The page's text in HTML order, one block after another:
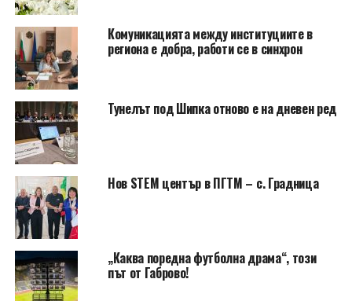
Комуникацията между институциите в
региона е добра, работи се в синхрон
Тунелът под Шипка отново е на дневен ред
Нов STEM център в ПГТМ – с. Градница
„Каква поредна футболна драма“, този
път от Габрово!